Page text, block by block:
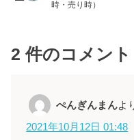
時・売り時）
2 件のコメント
ぺんぎんまんよ
2021年10月12日 01:48